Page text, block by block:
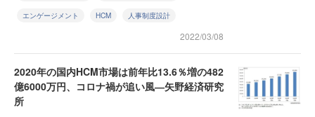
エンゲージメント HCM 人事制度設計
2022/03/08
2020年の国内HCM市場は前年比13.6％増の482
億6000万円、コロナ禍が追い風―矢野経済研究
所